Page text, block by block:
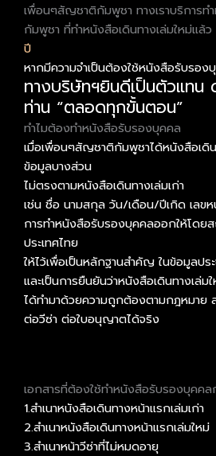
เพื่อนๆสัญชาติกัมพูชา ทางเราบริการท
กัมพูชา ที่ทำหนังสือเดินทางเล่มใหม่แล้
ปี
หากมีความจำเป็นต้องใช้หนังสือรับรอง
ทางบริษัทฯยินดีเป็นตัวแทน
ท่าน “ตลอดทุกขั้นตอน”
ทำไมต้องทำหนังสือรับรองบุคคล
เมื่อเพื่อนๆสัญชาติกัมพูชาได้หนังสือเดิ
ข้อมูลบางส่วน
ไม่ตรงตามหนังสือเดินทางเล่มเก่า
เช่น ชื่อ นามสกุล วัน/เดือน/ปีเกิด เลข
การทำหนังสือรับรองบุคคลออกให้โดย
ประเทศไทย
ให้ไว้เพื่อเป็นหลักฐานสำคัญ ในข้อมูลปร
และเป็นการยืนยันว่าหนังสือเดินทางเล่ม
ได้ทำมาด้วยความถูกต้องตามกฎหมาย
ต่อวีซ่า ต่อใบอนุญาตได้จริง
เอกสารที่ต้องใช้ทำหนังสือรับรองบุคค
1.สำเนาหนังสือเดินทางหน้าแรกเล่มเก่า
2.สำเนาหนังสือเดินทางหน้าแรกเล่มใหม่
3.สำเนาหน้าวีซ่าที่ไม่หมดอายุ